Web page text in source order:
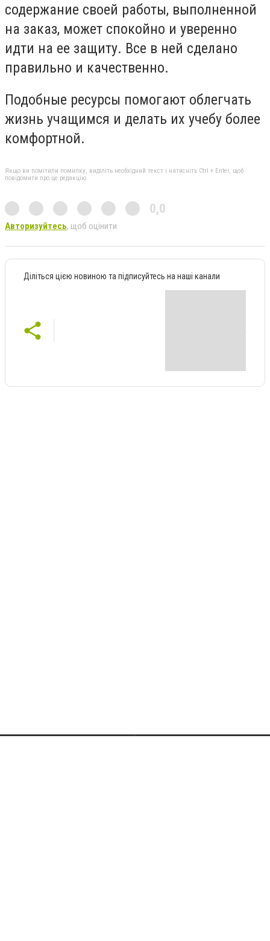
содержание своей работы, выполненной
на заказ, может спокойно и уверенно
идти на ее защиту. Все в ней сделано
правильно и качественно.
Подобные ресурсы помогают облегчать
жизнь учащимся и делать их учебу более
комфортной.
Якщо ви помітили помилку, виділіть необхідний текст і натисніть Ctrl + Enter, щоб
повідомити про це редакцію
0,0
Авторизуйтесь, щоб оцінити
Діліться цією новиною та підписуйтесь на наші канали